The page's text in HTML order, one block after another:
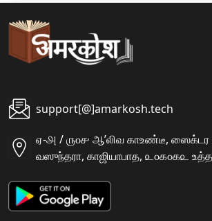
support[@]amarkosh.tech
ஏ-௮ / ௫௦௪ ஆʼலிவ காஉண்டீ,
வஸுந்தரா, காஜியாபாத, ௨௦௧௦௧௨